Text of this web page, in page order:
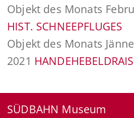
Objekt des Monats
HIST. SCHNEEPFLUGES
Objekt des Monats
2021
SÜDBAHN Museum